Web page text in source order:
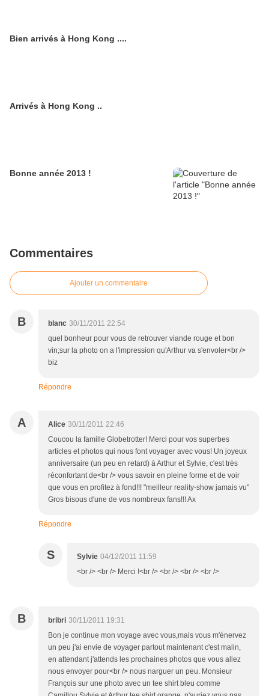
Bien arrivés à Hong Kong ....
Arrivés à Hong Kong ..
Bonne année 2013 !
Commentaires
Ajouter un commentaire
B blanc 30/11/2011 22:54
quel bonheur pour vous de retrouver viande rouge et bon
vin;sur la photo on a l'impression qu'Arthur va s'envoler<br />
biz
Répondre
A Alice 30/11/2011 22:46
Coucou la famille Globetrotter! Merci pour vos superbes
articles et photos qui nous font voyager avec vous! Un joyeux
anniversaire (un peu en retard) à Arthur et Sylvie, c'est très
réconfortant de<br /> vous savoir en pleine forme et de voir
que vous en profitez à fond!!! "meilleur reality-show jamais vu"
Gros bisous d'une de vos nombreux fans!!! Ax
Répondre
S Sylvie 04/12/2011 11:59
<br /> <br /> Merci !<br /> <br /> <br /> <br />
B bribri 30/11/2011 19:31
Bon je continue mon voyage avec vous,mais vous m'énervez
un peu j'ai envie de voyager partout maintenant c'est malin,
en attendant j'attends les prochaines photos que vous allez
nous envoyer pour<br /> nous narguer un peu. Monsieur
François sur une photo avec un tee shirt bleu comme